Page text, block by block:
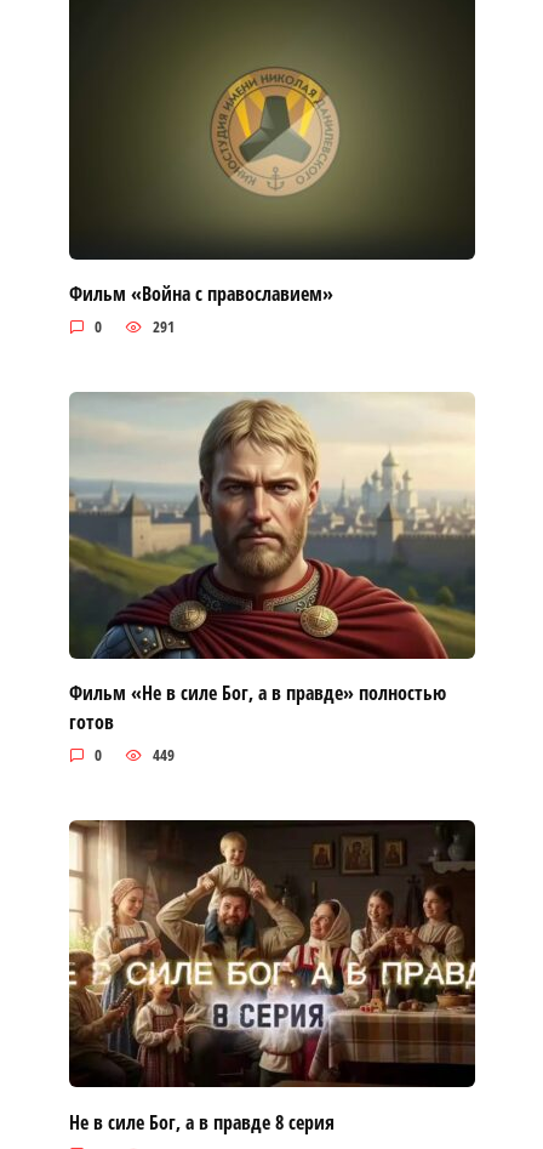
Фильм «Война с православием»
0 291
Фильм «Не в силе Бог, а в правде» полностью
готов
0 449
Не в силе Бог, а в правде 8 серия